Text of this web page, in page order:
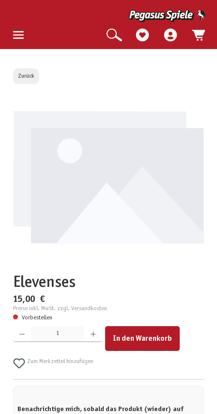
Zurück
Elevenses
15,00 €
Preise inkl. MwSt. zzgl. Versandkosten
Vorbestellen
Produkt Anzahl: Gib den gewünschten Wert ein oder benutze die Schaltflächen um die Anzahl zu
In den Warenkorb
Zum Merkzettel hinzufügen
Benachrichtige mich, sobald das Produkt (wieder) auf